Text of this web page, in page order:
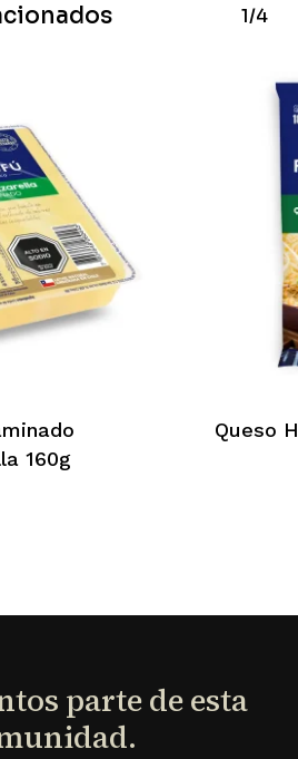
productos en el
carrito.
1/4
160g
Queso
partedeesta